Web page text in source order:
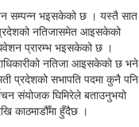
सम्पन्न भइसकेको छ । यस्तै सात
नतिजासमेत आइसकेको
प्रारम्भ भइसकेको छ ।
नतिजा आइसकेको छ भने
प्रदेशको सभापति पदमा कुनै पनि
संयोजक घिमिरेले बताउनुभयो
काठमाडौँमा हुँदैछ ।